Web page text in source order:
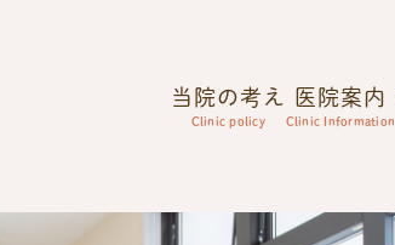
当院の考え
Clinic policy
医院案内
Clinic Information